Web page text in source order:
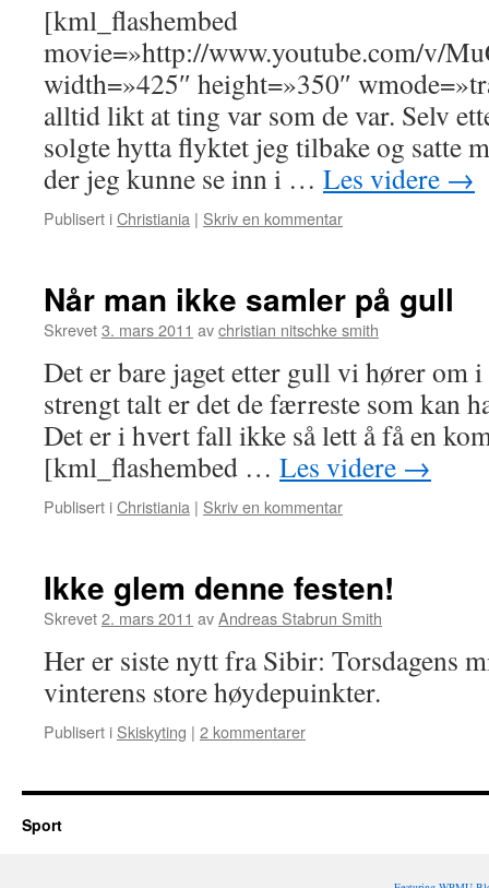
[kml_flashembed
movie=»http://www.youtube.com/v/
width=»425″ height=»350″
alltid likt at ting var som de var. Selv
solgte hytta flyktet jeg tilbake og satte
der jeg kunne se inn i … Les videre →
Publisert iChristiania | Skriv en kommentar
Når man ikke samler på gull
Skrevet3. mars 2011 avchristian nitschke smith
Det er bare jaget etter gull vi hører om i
strengt talt er det de færreste som kan
Det er i hvert fall ikke så lett å få en
[kml_flashembed … Les videre →
Publisert iChristiania | Skriv en kommentar
Ikke glem denne festen!
Skrevet2. mars 2011 avAndreas Stabrun Smith
Her er siste nytt fra Sibir: Torsdagens
vinterens store høydepuinkter.
Publisert i Skiskyting | 2 kommentarer
Sport